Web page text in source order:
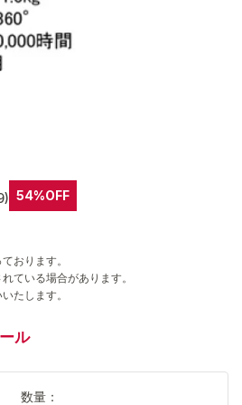
54%OFF
おります。
ている場合があります。
たします。
ル
数量：